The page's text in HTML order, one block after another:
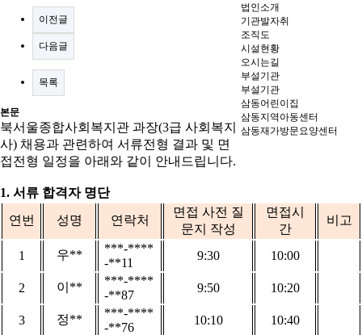
법인소개
기관발자취
조직도
시설현황
오시는길
부설기관
부설기관
삼동어린이집
삼동지역아동센터
삼동재가방문요양센터
이전글
다음글
목록
본문
북서울종합사회복지관 과장(3급 사회복지
사) 채용과 관련하여 서류전형 결과 및 면
접전형 일정을 아래와 같이 안내드립니다.
1. 서류 합격자 명단
연번
성명 연락처
면접 사전 질
문지 작성
면접시
간
비고
1 우**
***-****
-**11
9:30 10:00
2 이 **
***-****
-**87
9:50 10:20
3 정**
***-****
-**76
10:10
10:40